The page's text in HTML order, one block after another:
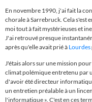
En novembre 1990, j'ai fait la
chorale à Sarrebruck. Cela s'est
moi tout à fait mystérieuses et
J'ai retrouvé presque
après qu'elle avait prié à Lourdes
J'étais alors sur une mission
climat polémique entretenu par
d'avoir été directeur
un entretien préalable à un
l'informatique ». C'est en ces